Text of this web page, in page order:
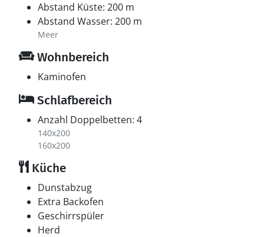
Abstand Küste: 200 m
Abstand Wasser: 200 m
Meer
Wohnbereich
Kaminofen
Schlafbereich
Anzahl Doppelbetten: 4
140x200
160x200
Küche
Dunstabzug
Extra Backofen
Geschirrspüler
Herd